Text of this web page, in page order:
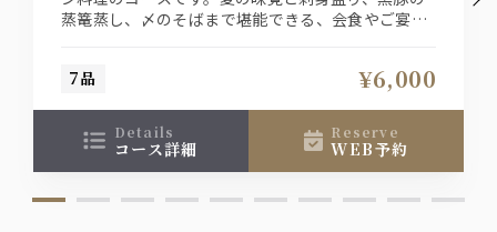
蒸篭蒸し、〆のそばまで堪能できる、会食やご宴会
7品
¥6,000
details
コース詳細
reserve
WEB予約